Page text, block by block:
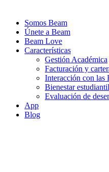
Somos Beam
Únete a Beam
Beam Love
Características
Gestión Académica
Facturación y
Interacción con las
Bienestar estudiantil
Evaluación de
App
Blog